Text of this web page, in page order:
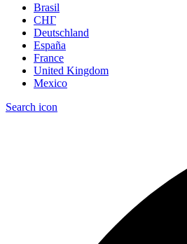
Brasil
СНГ
Deutschland
España
France
United Kingdom
Mexico
Search icon